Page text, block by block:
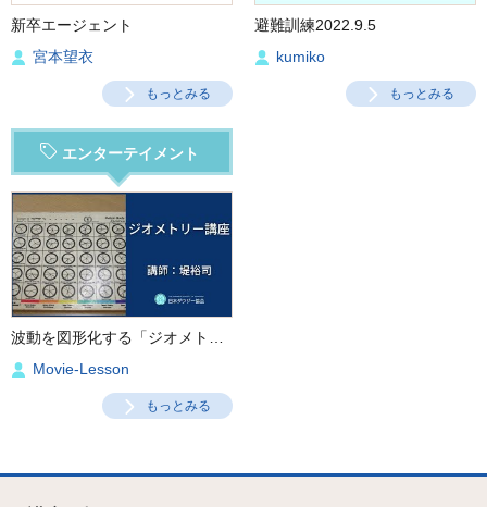
新卒エージェント
宮本望衣
もっとみる
避難訓練2022.9.5
kumiko
もっとみる
エンターテイメント
波動を図形化する「ジオメトリー講座」
Movie-Lesson
もっとみる